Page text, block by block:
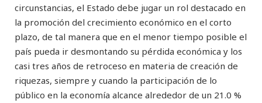
circunstancias, el Estado debe jugar un rol destacado en
la promoción del crecimiento económico en el corto
plazo, de tal manera que en el menor tiempo posible el
país pueda ir desmontando su pérdida económica y los
casi tres años de retroceso en materia de creación de
riquezas, siempre y cuando la participación de lo
público en la economía alcance alrededor de un 21.0 %